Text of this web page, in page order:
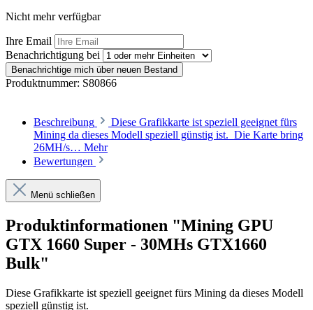
Nicht mehr verfügbar
Ihre Email
Benachrichtigung bei
Benachrichtige mich über neuen Bestand
Produktnummer: S80866
Beschreibung
Diese Grafikkarte ist speziell geeignet fürs
Mining da dieses Modell speziell günstig ist. Die Karte bring
26MH/s… Mehr
Bewertungen
Menü schließen
Produktinformationen "Mining GPU
GTX 1660 Super - 30MHs GTX1660
Bulk"
Diese Grafikkarte ist speziell geeignet fürs Mining da dieses Modell
speziell günstig ist.